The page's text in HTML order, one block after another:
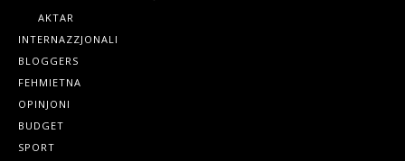
AKTAR
INTERNAZZJONALI
BLOGGERS
FEHMIETNA
OPINJONI
BUDGET
SPORT